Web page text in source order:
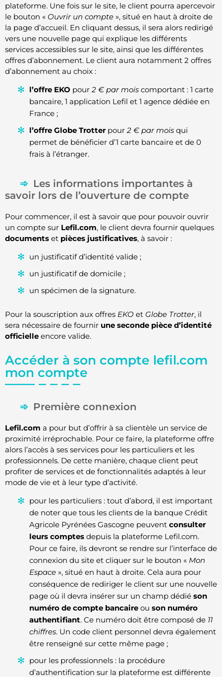
plateforme. Une fois sur le site, le client pourra apercevoir
le bouton « Ouvrir un compte », situé en haut à droite de
la page d’accueil. En cliquant dessus, il sera alors redirigé
vers une nouvelle page qui explique les différents
services accessibles sur le site, ainsi que les différentes
offres d’abonnement. Le client aura notamment 2 offres
d’abonnement au choix :
l’offre EKO pour 2 € par mois comportant : 1 carte
bancaire, 1 application Lefil et 1 agence dédiée en
France ;
l’offre Globe Trotter pour 2 € par mois qui
permet de bénéficier d’1 carte bancaire et de 0
frais à l’étranger.
Les informations importantes à
savoir lors de l’ouverture de compte
Pour commencer, il est à savoir que pour pouvoir ouvrir
un compte sur Lefil.com, le client devra fournir quelques
documents et pièces justificatives, à savoir :
un justificatif d’identité valide ;
un justificatif de domicile ;
un spécimen de la signature.
Pour la souscription aux offres EKO et Globe Trotter, il
sera nécessaire de fournir une seconde pièce d’identité
officielle encore valide.
Accéder à son compte lefil.com
mon compte
Première connexion
Lefil.com a pour but d’offrir à sa clientèle un service de
proximité irréprochable. Pour ce faire, la plateforme offre
alors l’accès à ses services pour les particuliers et les
professionnels. De cette manière, chaque client peut
profiter de services et de fonctionnalités adaptés à leur
mode de vie et à leur type d’activité.
pour les particuliers : tout d’abord, il est important
de noter que tous les clients de la banque Crédit
Agricole Pyrénées Gascogne peuvent consulter
leurs comptes depuis la plateforme Lefil.com.
Pour ce faire, ils devront se rendre sur l’interface de
connexion du site et cliquer sur le bouton « Mon
Espace », situé en haut à droite. Cela aura pour
conséquence de rediriger le client sur une nouvelle
page où il devra insérer sur un champ dédié son
numéro de compte bancaire ou son numéro
authentifiant. Ce numéro doit être composé de 11
chiffres. Un code client personnel devra également
être renseigné sur cette même page ;
pour les professionnels : la procédure
d’authentification sur la plateforme est différente